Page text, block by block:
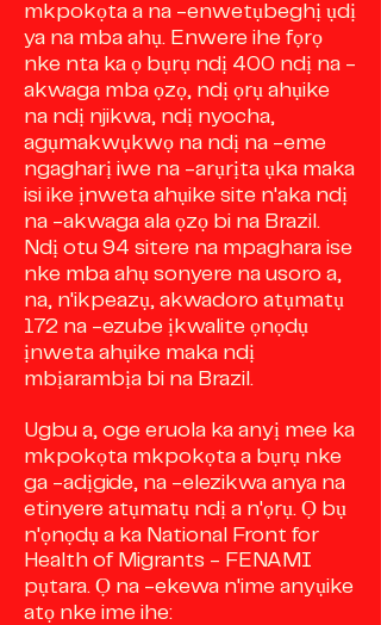
mkpokọta a na -enwetụbeghị ụdị
ya na mba ahụ. Enwere ihe fọrọ
nke nta ka ọ bụrụ ndị 400 ndị na -
akwaga mba ọzọ, ndị ọrụ ahụike
na ndị njikwa, ndị nyocha,
agụmakwụkwọ na ndị na -eme
ngagharị iwe na -arụrịta ụka maka
isi ike ịnweta ahụike site n'aka ndị
na -akwaga ala ọzọ bi na Brazil.
Ndị otu 94 sitere na mpaghara ise
nke mba ahụ sonyere na usoro a,
na, n'ikpeazụ, akwadoro atụmatụ
172 na -ezube ịkwalite ọnọdụ
ịnweta ahụike maka ndị
mbịarambịa bi na Brazil.
Ugbu a, oge eruola ka anyị mee ka
mkpokọta mkpokọta a bụrụ nke
ga -adịgide, na -elezikwa anya na
etinyere atụmatụ ndị a n'ọrụ. Ọ bụ
n'ọnọdụ a ka National Front for
Health of Migrants - FENAMI
pụtara. Ọ na -ekewa n'ime anyụike
atọ nke ime ihe: